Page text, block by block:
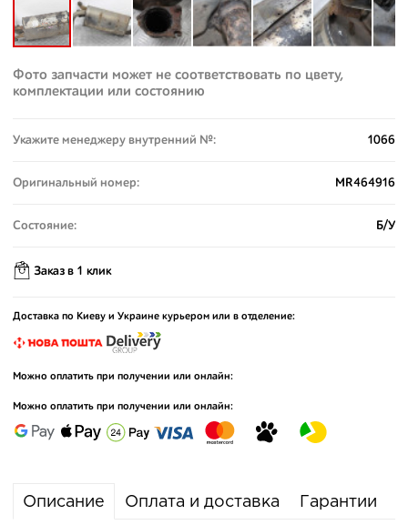
Фото запчасти может не соответствовать по цвету,
комплектации или состоянию
Укажите менеджеру внутренний №: 1066
Оригинальный номер: MR464916
Состояние: Б/У
Заказ в 1 клик
Доставка по Киеву и Украине курьером или в отделение:
Можно оплатить при получении или онлайн:
Можно оплатить при получении или онлайн:
Описание Оплата и доставка Гарантии